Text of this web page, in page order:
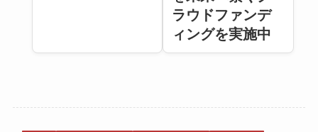
ラウドファンデ
ィングを実施中